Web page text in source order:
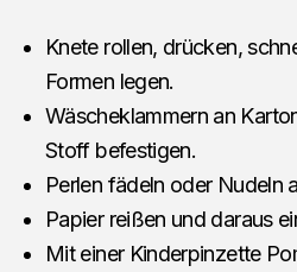
Knete rollen, drücken,
Formen legen.
Wäscheklammern an
Stoff befestigen.
Perlen fädeln oder Nudeln
Papier reißen und daraus
Mit einer Kinderpinzette